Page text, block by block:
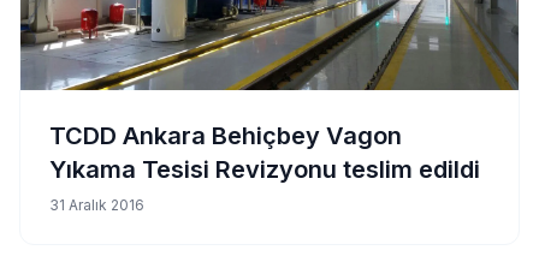
TCDD Ankara Behiçbey Vagon
Yıkama Tesisi Revizyonu teslim edildi
31 Aralık 2016